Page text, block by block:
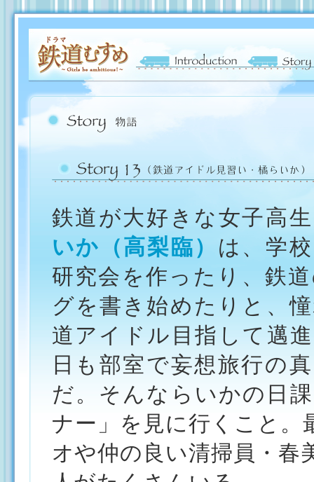
鉄道が大好きな女子高
いか（高梨臨） は、学
研究会を作ったり、鉄
グを書き始めたりと、
道アイドル目指して邁
日も部室で妄想旅行の
だ。そんならいかの日
ナー」を見に行くこと。
オや仲の良い清掃員・春